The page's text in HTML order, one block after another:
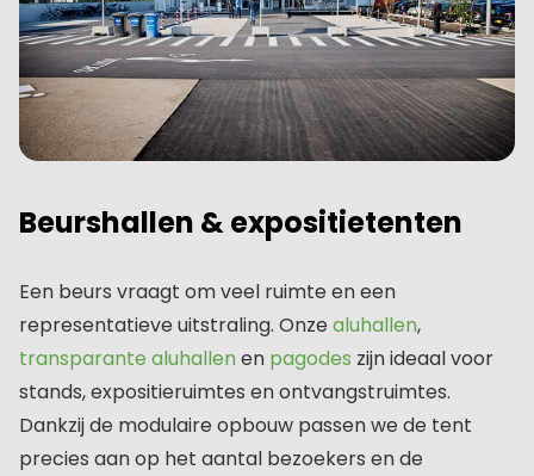
Beurshallen & expositietenten
Een beurs vraagt om veel ruimte en een
representatieve uitstraling. Onze aluhallen,
transparante aluhallen en pagodes zijn ideaal voor
stands, expositieruimtes en ontvangstruimtes.
Dankzij de modulaire opbouw passen we de tent
precies aan op het aantal bezoekers en de